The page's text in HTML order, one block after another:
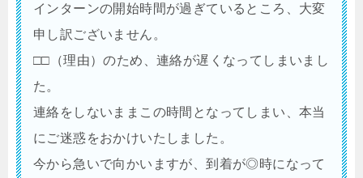
インターンの開始時間が過ぎているところ、大変
申し訳ございません。
□□（理由）のため、連絡が遅くなってしまいまし
た。
連絡をしないままこの時間となってしまい、本当
にご迷惑をおかけいたしました。
今から急いで向かいますが、到着が◎時になって